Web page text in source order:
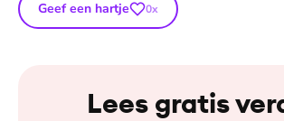
Geef een hartje 0x
Lees gratis